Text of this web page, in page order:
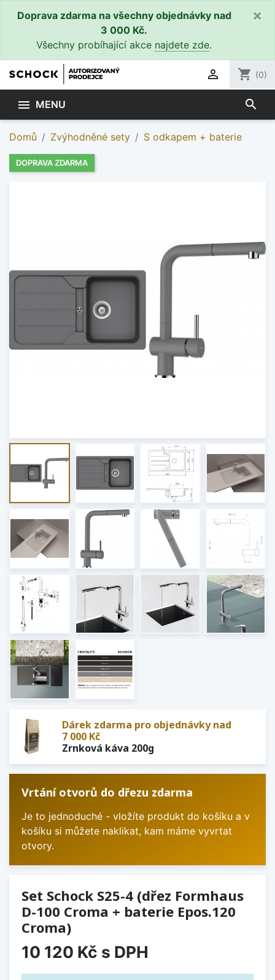
Doprava zdarma na všechny objednávky nad
3 000 Kč.
Všechny probíhající akce najdete zde.
×
 shopping_cart (0)
 MENU search
Domů Zvýhodněné sety S odkapem + baterie
DOPRAVA ZDARMA
Dárek zdarma pro objednávky nad
7 000 Kč
Zrnková káva 200g
Vrtání otvorů do dřezu zdarma
Je to jednoduché - vložíte produkt do košíku a v
košíku si můžete naklikat, kam máme vyvrtat
otvory.
Set Schock S25-4 (dřez Formhaus
D-100 Croma + baterie Epos.120
Croma)
10 120 Kč s DPH